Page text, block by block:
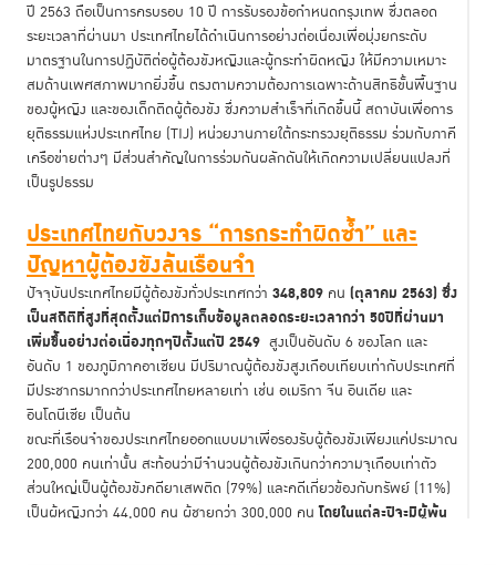
ปี 2563 ถือเป็นการครบรอบ 10 ปี การรับรองข้อกำหนดกรุงเทพ ซึ่งตลอด
ระยะเวลาที่ผ่านมา ประเทศไทยได้ดำเนินการอย่างต่อเนื่องเพื่อมุ่งยกระดับ
มาตรฐานในการปฏิบัติต่อผู้ต้องขังหญิงและผู้กระทำผิดหญิง ให้มีความเหมาะ
สมด้านเพศสภาพมากยิ่งขึ้น ตรงตามความต้องการเฉพาะด้านสิทธิขั้นพื้นฐาน
ของผู้หญิง และของเด็กติดผู้ต้องขัง ซึ่งความสำเร็จที่เกิดขึ้นนี้ สถาบันเพื่อการ
ยุติธรรมแห่งประเทศไทย (TIJ) หน่วยงานภายใต้กระทรวงยุติธรรม ร่วมกับภาคี
เครือข่ายต่างๆ มีส่วนสำคัญในการร่วมกันผลักดันให้เกิดความเปลี่ยนแปลงที่
เป็นรูปธรรม
ประเทศไทยกับวงจร“การกระทำผิดซ้ำ”และ
ปัญหาผู้ต้องขังล้นเรือนจำ
ปัจจุบันประเทศไทยมีผู้ต้องขังทั่วประเทศกว่า 348,809 คน (ตุลาคม 2563)ซึ่ง
เป็นสถิติที่สูงที่สุดตั้งแต่มีการเก็บข้อมูลตลอดระยะเวลากว่า 50ปีที่ผ่านมา
เพิ่มขึ้นอย่างต่อเนื่องทุกๆปีตั้งแต่ปี 2549 สูงเป็นอันดับ 6 ของโลก และ
อันดับ 1 ของภูมิภาคอาเซียน มีปริมาณผู้ต้องขังสูงเกือบเทียบเท่ากับประเทศที่
มีประชากรมากกว่าประเทศไทยหลายเท่า เช่น อเมริกา จีน อินเดีย และ
อินโดนีเซีย เป็นต้น
ขณะที่เรือนจำของประเทศไทยออกแบบมาเพื่อรองรับผู้ต้องขังเพียงแค่ประมาณ
200,000 คนเท่านั้น สะท้อนว่ามีจำนวนผู้ต้องขังเกินกว่าความจุเกือบเท่าตัว
ส่วนใหญ่เป็นผู้ต้องขังคดียาเสพติด (79%) และคดีเกี่ยวข้องกับทรัพย์ (11%)
เป็นผู้หญิงกว่า 44,000 คน ผู้ชายกว่า 300,000 คนโดยในแต่ละปีจะมีผู้พ้น